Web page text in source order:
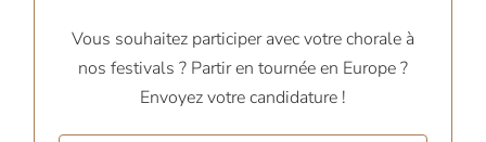
Vous souhaitez participer avec votre chorale à
nos festivals ? Partir en tournée en Europe ?
Envoyez votre candidature !